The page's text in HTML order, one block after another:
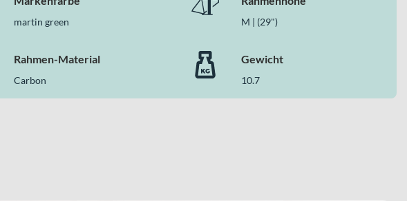
martin green M | (29")
Rahmen-Material
Carbon
Gewicht
10.7